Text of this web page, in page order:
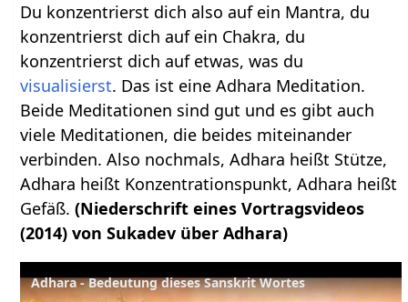
Du konzentrierst dich also auf ein Mantra, du
konzentrierst dich auf ein Chakra, du
konzentrierst dich auf etwas, was du
visualisierst. Das ist eine Adhara Meditation.
Beide Meditationen sind gut und es gibt auch
viele Meditationen, die beides miteinander
verbinden. Also nochmals, Adhara heißt Stütze,
Adhara heißt Konzentrationspunkt, Adhara heißt
Gefäß.(Niederschrift eines Vortragsvideos
(2014) von Sukadev über Adhara)
Adhara - Bedeutung dieses Sanskrit Wortes